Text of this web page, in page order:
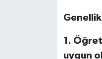
1.
uygun